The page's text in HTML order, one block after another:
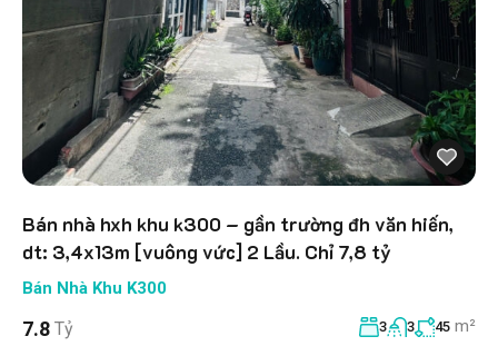
Bán nhà hxh khu k300 – gần trường đh văn hiến,
dt: 3,4x13m [vuông vức] 2 Lầu. Chỉ 7,8 tỷ
Bán Nhà Khu K300
7.8 Tỷ 3 3 45 m²